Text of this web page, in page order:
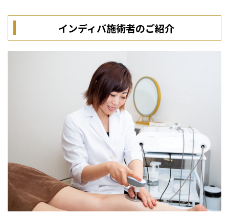
インディバ施術者のご紹介